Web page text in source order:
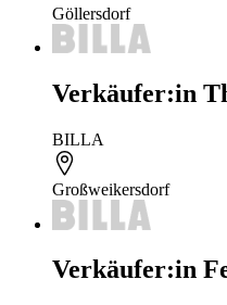
Göllersdorf
Verkäufer:in
BILLA
Großweikersdorf
Verkäufer:in